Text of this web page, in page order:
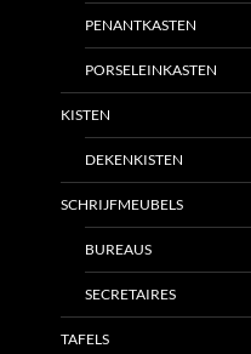
PENANTKASTEN
PORSELEINKASTEN
KISTEN
DEKENKISTEN
SCHRIJFMEUBELS
BUREAUS
SECRETAIRES
TAFELS